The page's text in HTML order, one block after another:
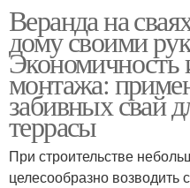
Веранда на
дому своими
Экономичность
монтажа:
забивных свай
террасы
При строительстве
целесообразно